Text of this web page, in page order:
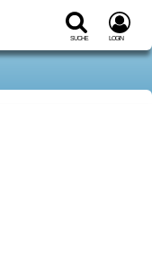
Suche Login